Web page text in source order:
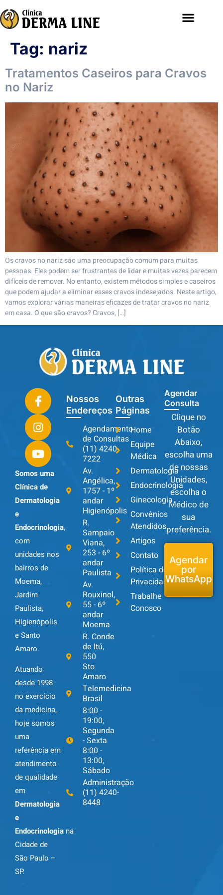
Tag: nariz
Tratamentos Caseiros para Cravos
no Nariz
Os cravos no nariz são uma preocupação comum para muitas
pessoas. Eles podem ser frustrantes de lidar e muitas vezes parecem
difíceis de remover. No entanto, existem métodos simples e caseiros
que podem ajudar a eliminar esses cravos indesejados. Neste artigo,
vamos explorar várias maneiras eficazes de tratar cravos no nariz
em casa. O que são cravos? Cravos, […]
Somos uma
Clínica de
Dermatologia
e
Endocrinologia,
com
unidades nos
bairros de
Moema,
Jardim
Paulista,
Higienópolis
e Santo
Amaro.
Atuando
desde 1998
no exercício
da medicina,
hoje somos
uma
referência em
atendimento
de qualidade
em
Dermatologia
e
Endocrinologia na
Cidade de
São Paulo –
SP.
Nossos
Endereços
Agendamento
de Consultas
(11) 4240-
7222
Av.
Angélica,
1757 - 1º
andar
Higienópolis
R.
Sampaio
Viana,
253 - 6º
andar
Paulista
Av.
Rouxinol,
55 - 6º
andar
Moema
R. Conde
de Itú,
550
Sto
Amaro
Telemedicina
Brasil
8:00 -
19:00,
Segunda
- Sexta
8:00 -
13:00,
Sábado
Administração
(11) 4240-
8448
Outras
Páginas
Home
Equipe
Médica
Dermatologia
Endocrinologia
Ginecologia
Convênios
Atendidos
Artigos
Contato
Política de
Privacidade
Trabalhe
Conosco
Agendar
Consulta
Clique no
Botão
Abaixo,
escolha uma
de nossas
Unidades,
escolha o
Médico de
sua
preferência.
Agendar
por
WhatsApp